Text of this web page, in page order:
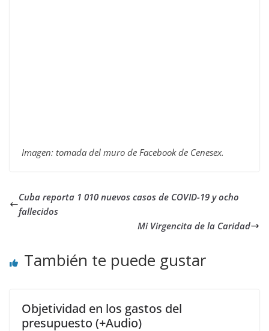
Imagen: tomada del muro de Facebook de Cenesex.
Cuba reporta 1 010 nuevos casos de COVID-19 y ocho
fallecidos
Mi Virgencita de la Caridad
También te puede gustar
Objetividad en los gastos del
presupuesto (+Audio)